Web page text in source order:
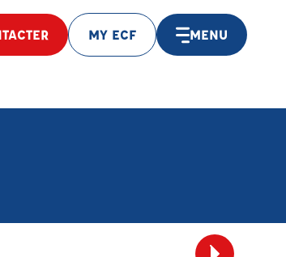
MY ECF MENU